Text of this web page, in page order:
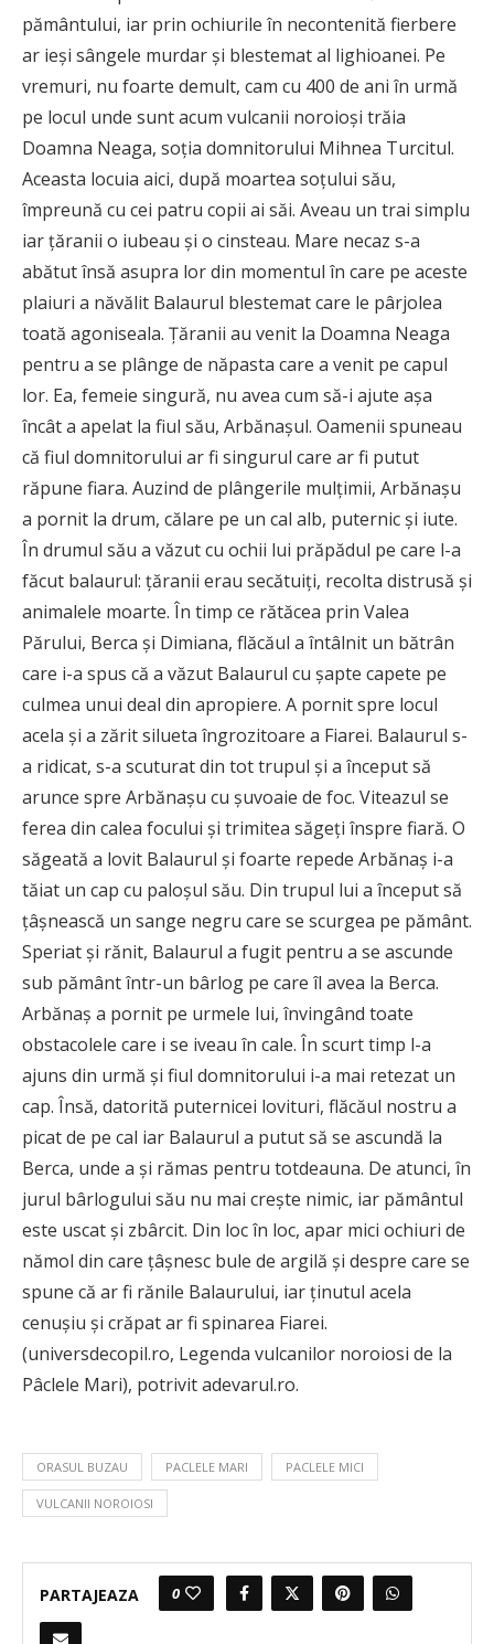
pământului, iar prin ochiurile în necontenită fierbere
ar ieşi sângele murdar şi blestemat al lighioanei. Pe
vremuri, nu foarte demult, cam cu 400 de ani în urmă
pe locul unde sunt acum vulcanii noroioşi trăia
Doamna Neaga, soţia domnitorului Mihnea Turcitul.
Aceasta locuia aici, după moartea soţului său,
împreună cu cei patru copii ai săi. Aveau un trai simplu
iar ţăranii o iubeau şi o cinsteau. Mare necaz s-a
abătut însă asupra lor din momentul în care pe aceste
plaiuri a năvălit Balaurul blestemat care le pârjolea
toată agoniseala. Ţăranii au venit la Doamna Neaga
pentru a se plânge de năpasta care a venit pe capul
lor. Ea, femeie singură, nu avea cum să-i ajute aşa
încât a apelat la fiul său, Arbănaşul. Oamenii spuneau
că fiul domnitorului ar fi singurul care ar fi putut
răpune fiara. Auzind de plângerile mulţimii, Arbănaşu
a pornit la drum, călare pe un cal alb, puternic şi iute.
În drumul său a văzut cu ochii lui prăpădul pe care l-a
făcut balaurul: ţăranii erau secătuiţi, recolta distrusă şi
animalele moarte. În timp ce rătăcea prin Valea
Părului, Berca şi Dimiana, flăcăul a întâlnit un bătrân
care i-a spus că a văzut Balaurul cu şapte capete pe
culmea unui deal din apropiere. A pornit spre locul
acela şi a zărit silueta îngrozitoare a Fiarei. Balaurul s-
a ridicat, s-a scuturat din tot trupul şi a început să
arunce spre Arbănaşu cu şuvoaie de foc. Viteazul se
ferea din calea focului şi trimitea săgeţi înspre fiară. O
săgeată a lovit Balaurul şi foarte repede Arbănaş i-a
tăiat un cap cu paloşul său. Din trupul lui a început să
ţâşnească un sange negru care se scurgea pe pământ.
Speriat şi rănit, Balaurul a fugit pentru a se ascunde
sub pământ într-un bârlog pe care îl avea la Berca.
Arbănaş a pornit pe urmele lui, învingând toate
obstacolele care i se iveau în cale. În scurt timp l-a
ajuns din urmă şi fiul domnitorului i-a mai retezat un
cap. Însă, datorită puternicei lovituri, flăcăul nostru a
picat de pe cal iar Balaurul a putut să se ascundă la
Berca, unde a şi rămas pentru totdeauna. De atunci, în
jurul bârlogului său nu mai creşte nimic, iar pământul
este uscat şi zbârcit. Din loc în loc, apar mici ochiuri de
nămol din care ţâşnesc bule de argilă şi despre care se
spune că ar fi rănile Balaurului, iar ţinutul acela
cenuşiu şi crăpat ar fi spinarea Fiarei.
(universdecopil.ro, Legenda vulcanilor noroiosi de la
Pâclele Mari), potrivit adevarul.ro.
ORASUL BUZAU PACLELE MARI PACLELE MICI
VULCANII NOROIOSI
PARTAJEAZA 0